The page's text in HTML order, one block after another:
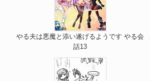
やる夫は悪魔と添い遂げるようです やる会
話13